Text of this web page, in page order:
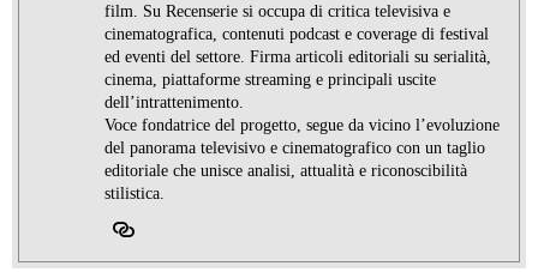
film. Su Recenserie si occupa di critica televisiva e
cinematografica, contenuti podcast e coverage di festival
ed eventi del settore. Firma articoli editoriali su serialità,
cinema, piattaforme streaming e principali uscite
dell’intrattenimento.
Voce fondatrice del progetto, segue da vicino l’evoluzione
del panorama televisivo e cinematografico con un taglio
editoriale che unisce analisi, attualità e riconoscibilità
stilistica.